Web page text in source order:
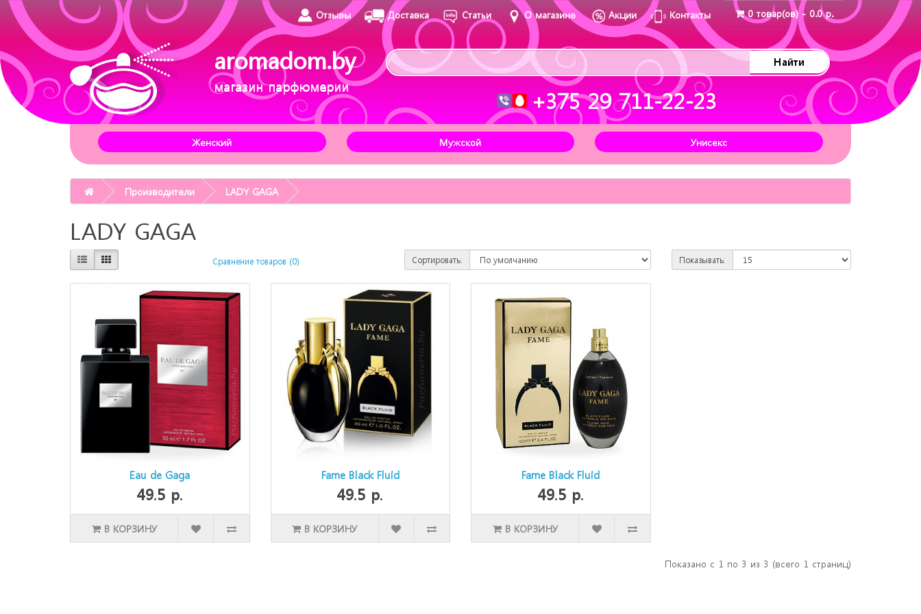
Отзывы Доставка Статьи О магазине Акции Контакты 0 товар(ов) - 0.0 р.
aromadom.by
магазин парфюмерии
Найти
+375 29 711-22-23
Женский Мужской Унисекс
Производители LADY GAGA
LADY GAGA
Сравнение товаров (0) Сортировать: Показывать:
Eau de Gaga
49.5 р.
В КОРЗИНУ
Fame Black Fluid
49.5 р.
В КОРЗИНУ
Fame Black Fluid
49.5 р.
В КОРЗИНУ
Показано с 1 по 3 из 3 (всего 1 страниц)